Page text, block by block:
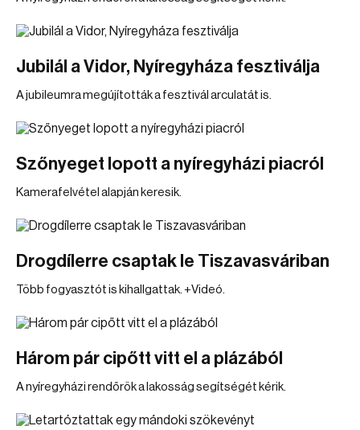
Jubilál a Vidor, Nyíregyháza fesztiválja
A jubileumra megújították a fesztivál arculatát is.
Szőnyeget lopott a nyíregyházi piacról
Kamerafelvétel alapján keresik.
Drogdílerre csaptak le Tiszavasváriban
Több fogyasztót is kihallgattak. +Videó.
Három pár cipőtt vitt el a plázából
A nyíregyházi rendőrök a lakosság segítségét kérik.